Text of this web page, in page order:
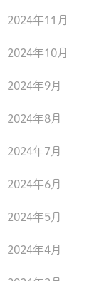
2024年11月
2024年10月
2024年9月
2024年8月
2024年7月
2024年6月
2024年5月
2024年4月